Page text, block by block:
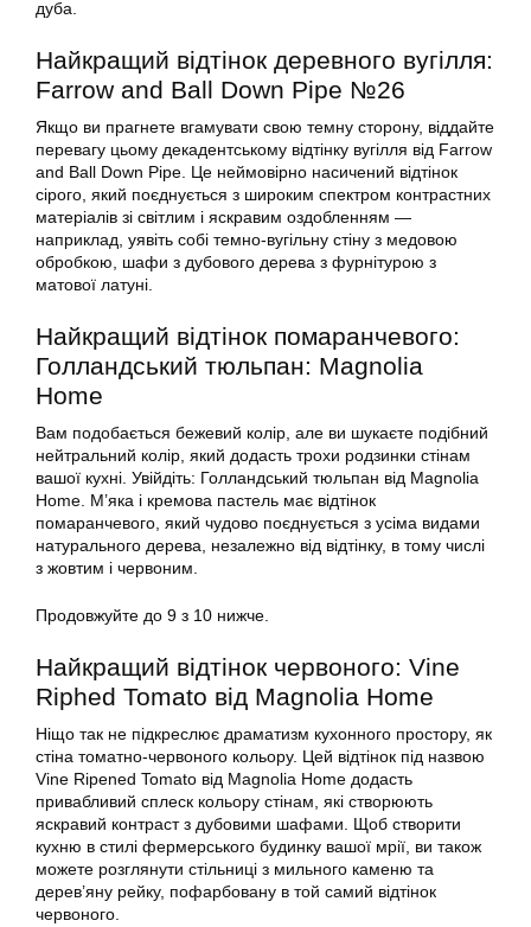
дуба.
Найкращий відтінок деревного вугілля:
Farrow and Ball Down Pipe №26
Якщо ви прагнете вгамувати свою темну сторону, віддайте
перевагу цьому декадентському відтінку вугілля від Farrow
and Ball Down Pipe. Це неймовірно насичений відтінок
сірого, який поєднується з широким спектром контрастних
матеріалів зі світлим і яскравим оздобленням —
наприклад, уявіть собі темно-вугільну стіну з медовою
обробкою, шафи з дубового дерева з фурнітурою з
матової латуні.
Найкращий відтінок помаранчевого:
Голландський тюльпан: Magnolia
Home
Вам подобається бежевий колір, але ви шукаєте подібний
нейтральний колір, який додасть трохи родзинки стінам
вашої кухні. Увійдіть: Голландський тюльпан від Magnolia
Home. М’яка і кремова пастель має відтінок
помаранчевого, який чудово поєднується з усіма видами
натурального дерева, незалежно від відтінку, в тому числі
з жовтим і червоним.
Продовжуйте до 9 з 10 нижче.
Найкращий відтінок червоного: Vine
Riphed Tomato від Magnolia Home
Ніщо так не підкреслює драматизм кухонного простору, як
стіна томатно-червоного кольору. Цей відтінок під назвою
Vine Ripened Tomato від Magnolia Home додасть
привабливий сплеск кольору стінам, які створюють
яскравий контраст з дубовими шафами. Щоб створити
кухню в стилі фермерського будинку вашої мрії, ви також
можете розглянути стільниці з мильного каменю та
дерев’яну рейку, пофарбовану в той самий відтінок
червоного.